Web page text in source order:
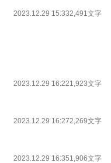
2023.12.29 15:332,491文字
2023.12.29 16:221,923文字
2023.12.29 16:272,269文字
2023.12.29 16:351,906文字